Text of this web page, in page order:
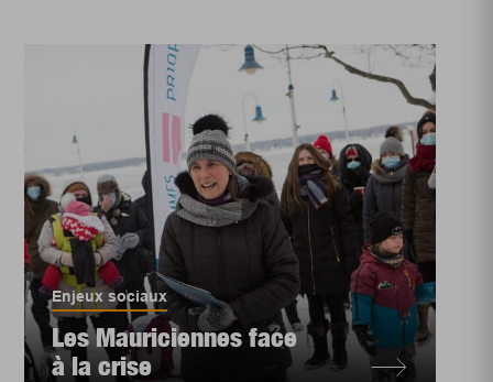
Enjeux sociaux
Les Mauriciennes face
à la crise